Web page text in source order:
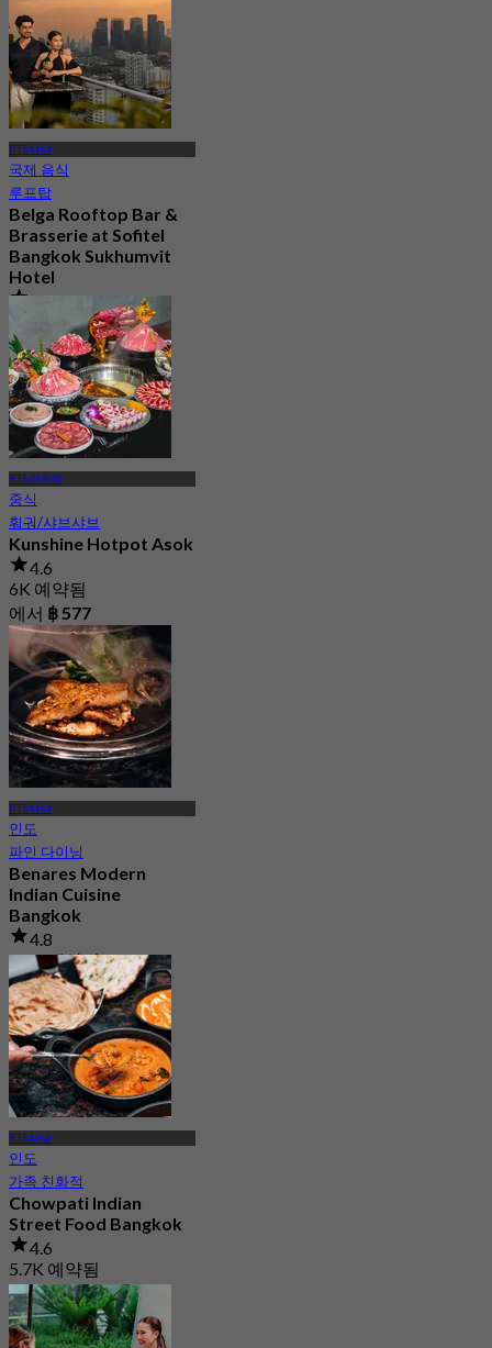
BTS 나나
국제 음식
루프탑
Belga Rooftop Bar &
Brasserie at Sofitel
Bangkok Sukhumvit
Hotel
1.4K 예약됨
에서฿ 996.66
BTS 아속역
중식
훠궈/샤브샤브
Kunshine Hotpot Asok
4.6
6K 예약됨
에서 ฿ 577
BTS 나나
인도
파인 다이닝
Benares Modern
Indian Cuisine
Bangkok
4.8
1.8K 예약됨
에서฿ 881.25
BTS 나나
인도
가족 친화적
Chowpati Indian
Street Food Bangkok
4.6
5.7K 예약됨
에서฿ 399